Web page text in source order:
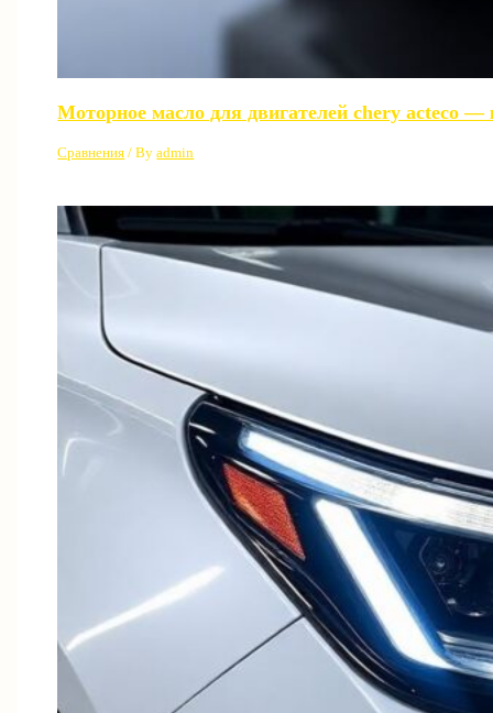
Моторное масло для двигателей chery acteco
Сравнения / Byadmin